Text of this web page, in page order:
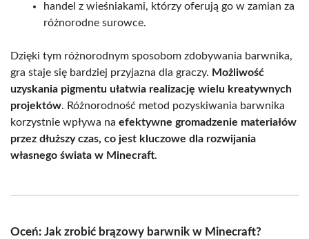
handel z wieśniakami, którzy oferują go w zamian za
różnorodne surowce.
Dzięki tym różnorodnym sposobom zdobywania barwnika,
gra staje się bardziej przyjazna dla graczy. Możliwość
uzyskania pigmentu ułatwia realizację wielu kreatywnych
projektów. Różnorodność metod pozyskiwania barwnika
korzystnie wpływa na efektywne gromadzenie materiałów
przez dłuższy czas, co jest kluczowe dla rozwijania
własnego świata w Minecraft.
Oceń: Jak zrobić brązowy barwnik w Minecraft?